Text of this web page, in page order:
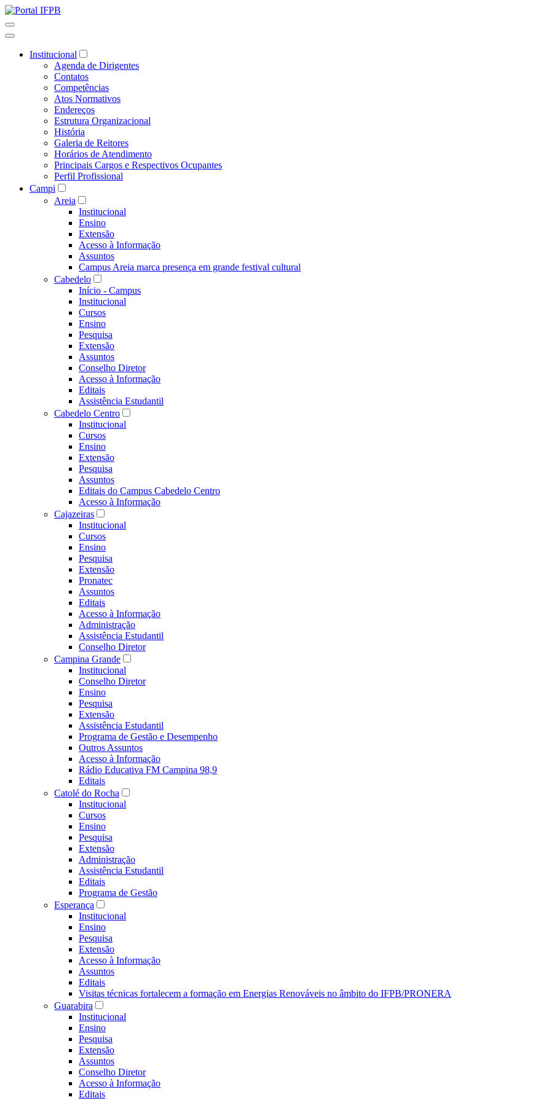
Institucional
Agenda de Dirigentes
Contatos
Competências
Atos Normativos
Endereços
Estrutura Organizacional
História
Galeria de Reitores
Horários de Atendimento
Principais Cargos e Respectivos Ocupantes
Perfil Profissional
Campi
Areia
Institucional
Ensino
Extensão
Acesso à Informação
Assuntos
Campus Areia marca presença em grande festival cultural
Cabedelo
Início - Campus
Institucional
Cursos
Ensino
Pesquisa
Extensão
Assuntos
Conselho Diretor
Acesso à Informação
Editais
Assistência Estudantil
Cabedelo Centro
Institucional
Cursos
Ensino
Extensão
Pesquisa
Assuntos
Editais do Campus Cabedelo Centro
Acesso à Informação
Cajazeiras
Institucional
Cursos
Ensino
Pesquisa
Extensão
Pronatec
Assuntos
Editais
Acesso à Informação
Administração
Assistência Estudantil
Conselho Diretor
Campina Grande
Institucional
Conselho Diretor
Ensino
Pesquisa
Extensão
Assistência Estudantil
Programa de Gestão e Desempenho
Outros Assuntos
Acesso à Informação
Rádio Educativa FM Campina 98,9
Editais
Catolé do Rocha
Institucional
Cursos
Ensino
Pesquisa
Extensão
Administração
Assistência Estudantil
Editais
Programa de Gestão
Esperança
Institucional
Ensino
Pesquisa
Extensão
Acesso à Informação
Assuntos
Editais
Visitas técnicas fortalecem a formação em Energias Renováveis no âmbito do IFPB/PRONERA
Guarabira
Institucional
Ensino
Pesquisa
Extensão
Assuntos
Conselho Diretor
Acesso à Informação
Editais